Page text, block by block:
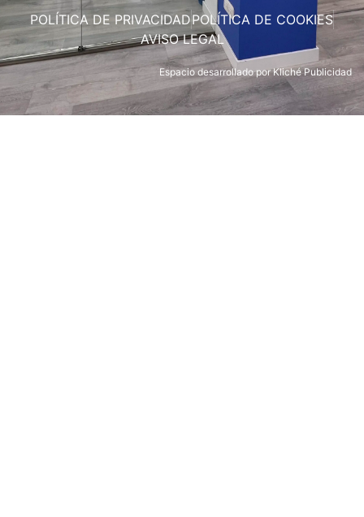
POLÍTICA DE PRIVACIDADPOLÍTICA DE COOKIES
AVISO LEGAL
Espacio desarrollado porKliché Publicidad